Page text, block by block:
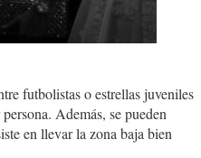
futbolistas o estrellas juveniles
Además, se pueden
en llevar la zona baja bien